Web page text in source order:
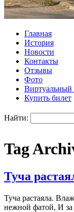
Главная
История
Новости
Контакты
Отзывы
Фото
Виртуальный
Купить билет
Найти:
Tag
Туча
Туча растаяла.
нежной фатой, И